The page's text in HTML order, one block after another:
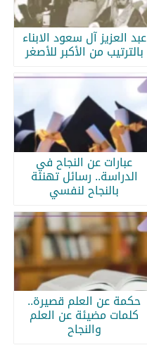
عبد العزيز آل سعود الابناء
بالترتيب من الأكبر للأصغر
عبارات عن النجاح في
الدراسة.. رسائل تهنئة
بالنجاح لنفسي
حكمة عن العلم قصيرة..
كلمات مضيئة عن العلم
والنجاح